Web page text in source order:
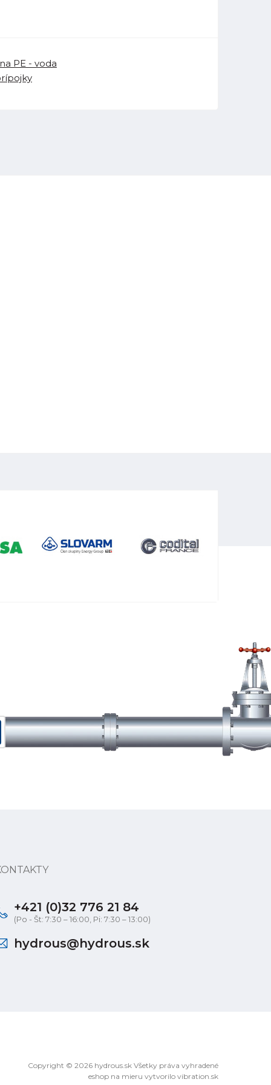
PE - voda
+421 (0)32 776 21 84
(Po - Št: 7:30 – 16:00, Pi: 7:30 – 13:00)
hydrous@hydrous.sk
Copyright © 2026 hydrous.sk Všetky práva vyhradené
eshop na mieru vytvorilo vibration.sk